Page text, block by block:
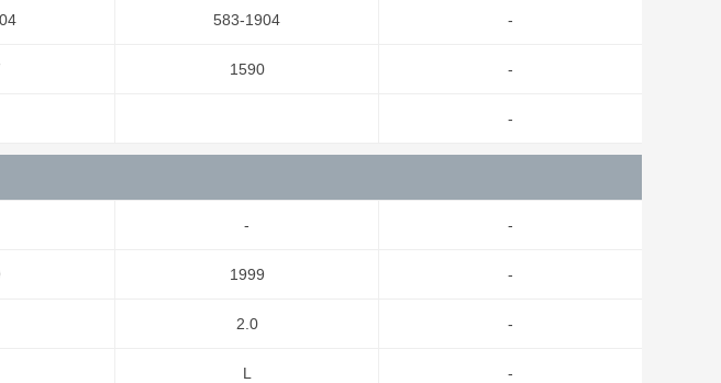
583-1904 -
1590 -
-
- -
1999 -
2.0 -
L -